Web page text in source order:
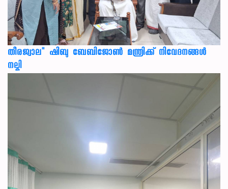
തീരജ്വാല" ഷിബു ബേബിജോൺ മന്ത്രിക്ക് നിവേദനങ്ങള്‍
നല്കി